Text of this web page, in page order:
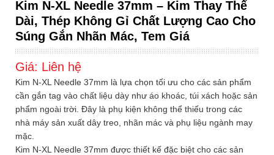
Kim N-XL Needle 37mm – Kim Thay Thế
Dài, Thép Không Gỉ Chất Lượng Cao Cho
Súng Gắn Nhãn Mác, Tem Giá
Giá: Liên hệ
Kim N-XL Needle 37mm là lựa chọn tối ưu cho các sản phẩm
cần gắn tag vào chất liệu dày như áo khoác, túi xách hoặc sản
phẩm ngoài trời. Đây là phụ kiện không thể thiếu trong các
nhà máy sản xuất dây treo, nhãn mác và phụ liệu ngành may
mặc.
Kim N-XL Needle 37mm được thiết kế đặc biệt cho các sản